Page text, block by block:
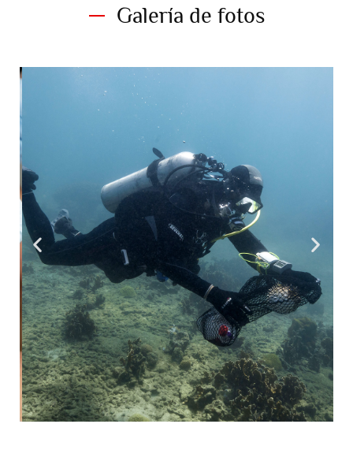
Galería de fotos